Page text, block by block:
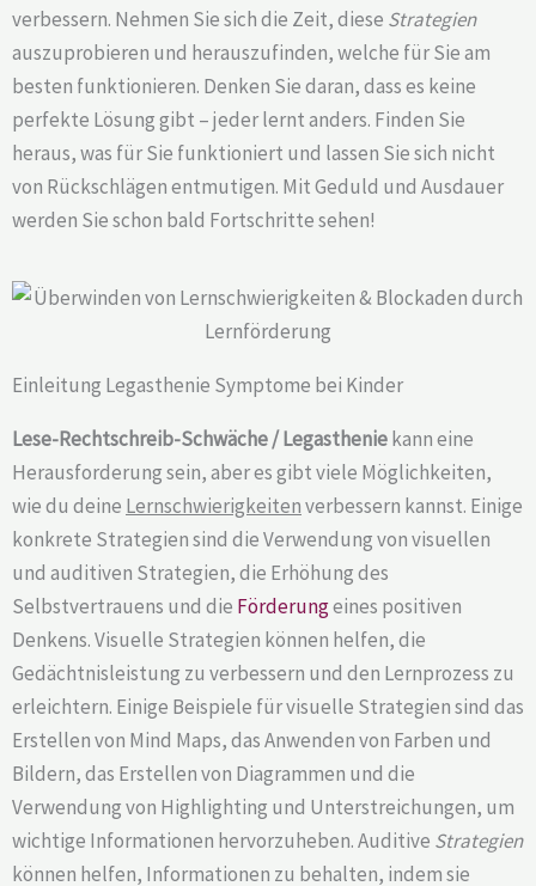
verbessern. Nehmen Sie sich die Zeit, diese Strategien
auszuprobieren und herauszufinden, welche für Sie am
besten funktionieren. Denken Sie daran, dass es keine
perfekte Lösung gibt – jeder lernt anders. Finden Sie
heraus, was für Sie funktioniert und lassen Sie sich nicht
von Rückschlägen entmutigen. Mit Geduld und Ausdauer
werden Sie schon bald Fortschritte sehen!
Einleitung Legasthenie Symptome bei Kinder
Lese-Rechtschreib-Schwäche / Legastheniekann eine
Herausforderung sein, aber es gibt viele Möglichkeiten,
wie du deine Lernschwierigkeitenverbessern kannst. Einige
konkrete Strategien sind die Verwendung von visuellen
und auditiven Strategien, die Erhöhung des
Selbstvertrauens und die Förderungeines positiven
Denkens. Visuelle Strategien können helfen, die
Gedächtnisleistung zu verbessern und den Lernprozess zu
erleichtern. Einige Beispiele für visuelle Strategien sind das
Erstellen von Mind Maps, das Anwenden von Farben und
Bildern, das Erstellen von Diagrammen und die
Verwendung von Highlighting und Unterstreichungen, um
wichtige Informationen hervorzuheben. Auditive Strategien
können helfen, Informationen zu behalten, indem sie